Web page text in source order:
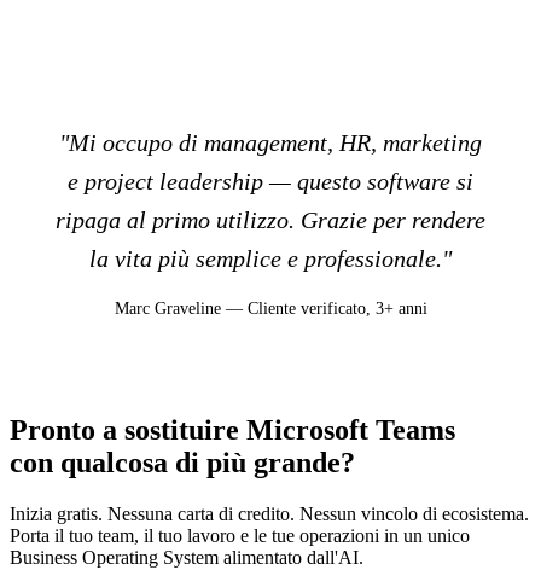
"Mi occupo di management, HR, marketing
e project leadership — questo software si
ripaga al primo utilizzo. Grazie per rendere
la vita più semplice e professionale."
Marc Graveline — Cliente verificato, 3+ anni
Pronto a sostituire Microsoft Teams
con qualcosa di più grande?
Inizia gratis. Nessuna carta di credito. Nessun vincolo di ecosistema.
Porta il tuo team, il tuo lavoro e le tue operazioni in un unico
Business Operating System alimentato dall'AI.